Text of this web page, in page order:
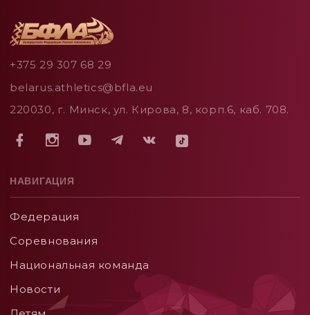
+375 29 307 68 29
belarus.athletics@bfla.eu
220030, г. Минск, ул. Кирова, 8, корп.6, каб. 708.
НАВИГАЦИЯ
Федерация
Соревнования
Национальная команда
Новости